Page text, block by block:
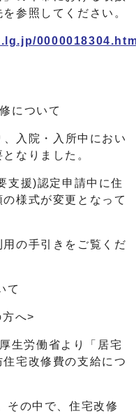
参照してください。
修について
院・入所中におい
なりました。
)認定申請中に住
様式が変更となって
手引きをご覧くだ
て
へ>
働省より「居宅
宅改修費の支給につ
の中で、住宅改修